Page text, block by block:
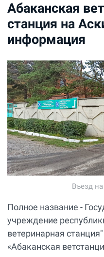
Абаканская
станция на
информация
Въезд
Полное название -
учреждение
ветеринарная
«Абаканская